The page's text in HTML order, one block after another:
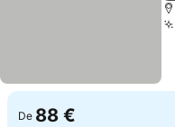
De 88 €